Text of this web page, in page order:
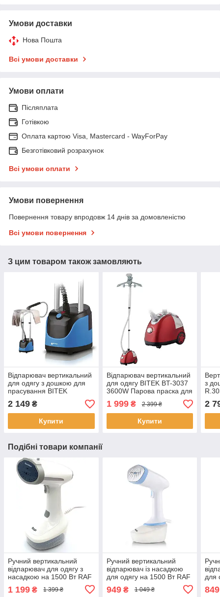
Умови доставки
Нова Пошта
Всі умови доставки
Умови оплати
Післяплата
Готівкою
Оплата картою Visa, Mastercard - WayForPay
Безготівковий розрахунок
Всі умови оплати
Умови повернення
Повернення товару впродовж 14 днів за домовленістю
Всі умови повернення
З цим товаром також замовляють
Відпарювач вертикальний
для одягу з дошкою для
прасування BITEK
BT3038B 3200W Парова
праска для всіх видів
тканини
2 149 ₴
Купити
​​Відпарювач вертикальний
для одягу BITEK BT-3037
3600W Парова праска для
1 999₴ 2 399 ₴
Купити
з
2
Подібні товари компанії
Ручний вертикальний
відпарювач для одягу з
насадкою на 1500 Вт RAF
1 199 ₴ 1 399 ₴
Ручний вертикальний
відпарювач із насадкою
для одягу на 1500 Вт RAF
R.1317 Білий Електричний
відпарювач
949₴ 1 049 ₴
для
849